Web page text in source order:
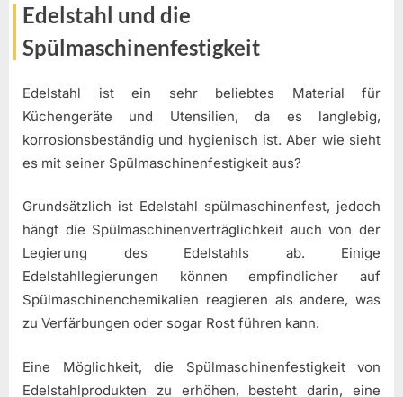
Edelstahl und die
Spülmaschinenfestigkeit
Edelstahl ist ein sehr beliebtes Material für
Küchengeräte und Utensilien, da es langlebig,
korrosionsbeständig und hygienisch ist. Aber wie sieht
es mit seiner Spülmaschinenfestigkeit aus?
Grundsätzlich ist Edelstahl spülmaschinenfest, jedoch
hängt die Spülmaschinenverträglichkeit auch von der
Legierung des Edelstahls ab. Einige
Edelstahllegierungen können empfindlicher auf
Spülmaschinenchemikalien reagieren als andere, was
zu Verfärbungen oder sogar Rost führen kann.
Eine Möglichkeit, die Spülmaschinenfestigkeit von
Edelstahlprodukten zu erhöhen, besteht darin, eine